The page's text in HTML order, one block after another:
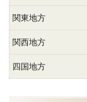
関東地方
関西地方
四国地方